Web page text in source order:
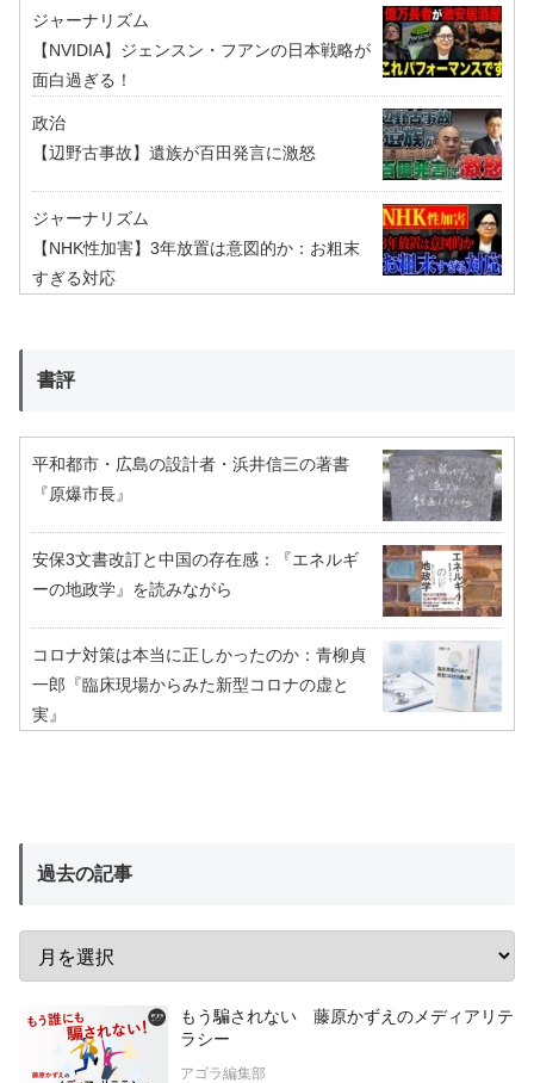
ジャーナリズム
【NVIDIA】ジェンスン・フアンの日本戦略が
面白過ぎる！
政治
【辺野古事故】遺族が百田発言に激怒
ジャーナリズム
【NHK性加害】3年放置は意図的か：お粗末
すぎる対応
書評
平和都市・広島の設計者・浜井信三の著書
『原爆市長』
安保3文書改訂と中国の存在感：『エネルギ
ーの地政学』を読みながら
コロナ対策は本当に正しかったのか：青柳貞
一郎『臨床現場からみた新型コロナの虚と
実』
過去の記事
もう騙されない 藤原かずえのメディアリテ
ラシー
アゴラ編集部